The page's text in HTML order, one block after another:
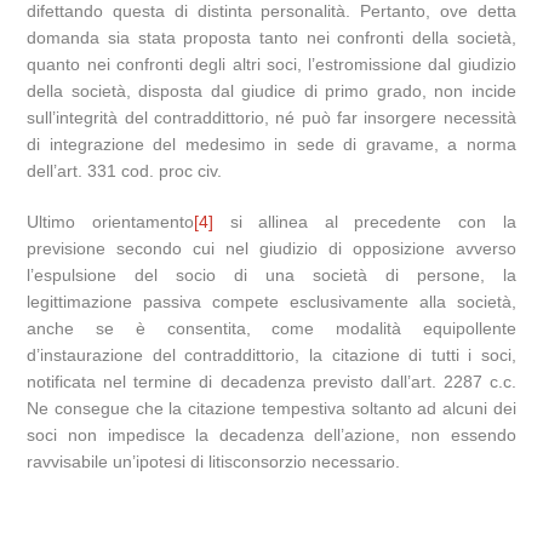
difettando questa di distinta personalità. Pertanto, ove detta
domanda sia stata proposta tanto nei confronti della società,
quanto nei confronti degli altri soci, l’estromissione dal giudizio
della società, disposta dal giudice di primo grado, non incide
sull’integrità del contraddittorio, né può far insorgere necessità
di integrazione del medesimo in sede di gravame, a norma
dell’art. 331 cod. proc civ.
Ultimo orientamento[4] si allinea al precedente con la
previsione secondo cui nel giudizio di opposizione avverso
l’espulsione del socio di una società di persone, la
legittimazione passiva compete esclusivamente alla società,
anche se è consentita, come modalità equipollente
d’instaurazione del contraddittorio, la citazione di tutti i soci,
notificata nel termine di decadenza previsto dall’art. 2287 c.c.
Ne consegue che la citazione tempestiva soltanto ad alcuni dei
soci non impedisce la decadenza dell’azione, non essendo
ravvisabile un’ipotesi di litisconsorzio necessario.